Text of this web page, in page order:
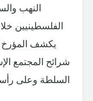
النهب
يكشف المؤرخ
شرائح المجتمع
السلطة وعلى